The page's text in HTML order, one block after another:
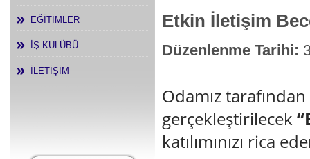
EĞİTİMLER
İŞ KULÜBÜ
İLETİŞİM
Etkin İletişim
Düzenlenme Tarihi:
Odamız tarafından
gerçekleştirilecek
katılımınızı rica